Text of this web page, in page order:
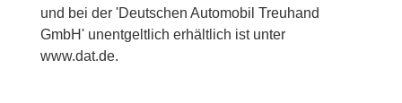
und bei der 'Deutschen Automobil Treuhand
GmbH' unentgeltlich erhältlich ist unter
www.dat.de.